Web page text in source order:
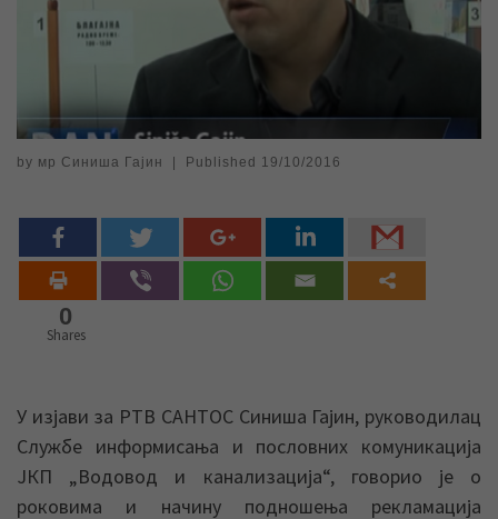
by мр Синиша Гајин Published 19/10/2016
0
Shares
У изјави за РТВ САНТОС Синиша Гајин, руководилац
Службе информисања и пословних комуникација
ЈКП „Водовод и канализација“, говорио је о
роковима и начину подношења рекламација